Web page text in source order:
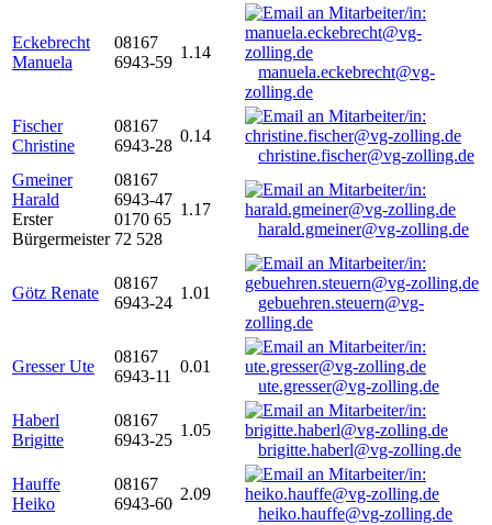
Eckebrecht
Manuela
08167
6943-59
1.14
manuela.eckebrecht@vg-
zolling.de
Fischer
Christine
08167
6943-28
0.14
christine.fischer@vg-zolling.de
Gmeiner
Harald
Erster
Bürgermeister
08167
6943-47
0170 65
72 528
1.17
harald.gmeiner@vg-zolling.de
Götz Renate
08167
6943-24
1.01
gebuehren.steuern@vg-
zolling.de
Gresser Ute
08167
6943-11
0.01
ute.gresser@vg-zolling.de
Haberl
Brigitte
08167
6943-25
1.05
brigitte.haberl@vg-zolling.de
Hauffe
Heiko
08167
6943-60
2.09
heiko.hauffe@vg-zolling.de